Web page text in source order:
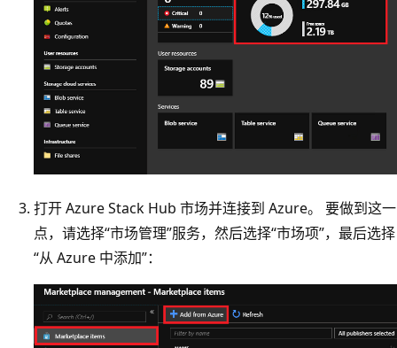
打开 Azure Stack Hub 市场并连接到 Azure。 要做到这一
点，请选择“市场管理”服务，然后选择“市场项”，最后选择
“从 Azure 中添加”：